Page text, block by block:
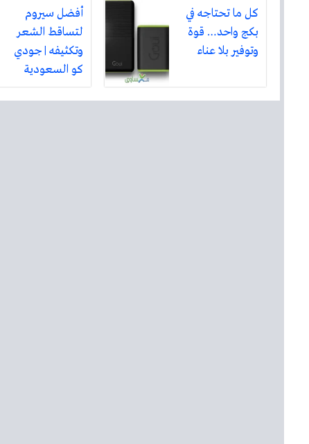
كل ما تحتاجه في
بكج واحد… قوة
وتوفير بلا عناء
أفضل سيروم
لتساقط الشعر
وتكثيفه | جودي
كو السعودية